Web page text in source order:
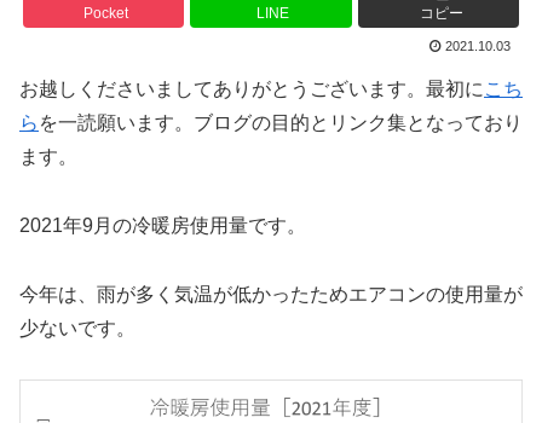
Pocket LINE コピー
2021.10.03
お越しくださいましてありがとうございます。最初に こち
ら を一読願います。ブログの目的とリンク集となっており
ます。
2021年9月の冷暖房使用量です。
今年は、雨が多く気温が低かったためエアコンの使用量が
少ないです。